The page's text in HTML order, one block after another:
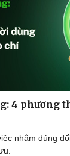
Thời
Sao
4 phương
nhắm đúng